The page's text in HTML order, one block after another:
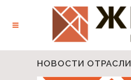
НОВОСТИ ОТРАСЛИ